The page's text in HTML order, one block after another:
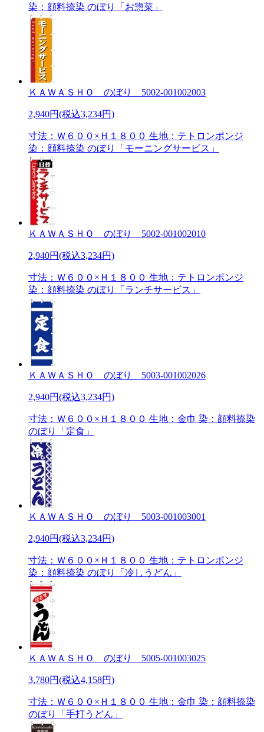
染：顔料捺染 のぼり「お惣菜」
ＫＡＷＡＳＨＯ のぼり 5002-001002003
2,940円(税込3,234円)
寸法：Ｗ６００×Ｈ１８００ 生地：テトロンポンジ
染：顔料捺染 のぼり「モーニングサービス」
ＫＡＷＡＳＨＯ のぼり 5002-001002010
2,940円(税込3,234円)
寸法：Ｗ６００×Ｈ１８００ 生地：テトロンポンジ
染：顔料捺染 のぼり「ランチサービス」
ＫＡＷＡＳＨＯ のぼり 5003-001002026
2,940円(税込3,234円)
寸法：Ｗ６００×Ｈ１８００ 生地：金巾 染：顔料捺染
のぼり「定食」
ＫＡＷＡＳＨＯ のぼり 5003-001003001
2,940円(税込3,234円)
寸法：Ｗ６００×Ｈ１８００ 生地：テトロンポンジ
染：顔料捺染 のぼり「冷しうどん」
ＫＡＷＡＳＨＯ のぼり 5005-001003025
3,780円(税込4,158円)
寸法：Ｗ６００×Ｈ１８００ 生地：金巾 染：顔料捺染
のぼり「手打うどん」